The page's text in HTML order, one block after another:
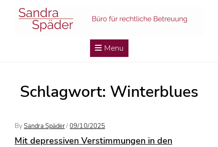
Menu
Schlagwort: Winterblues
BySandra Späder/Posted
09/10/2025
Mit depressiven Verstimmungen in den